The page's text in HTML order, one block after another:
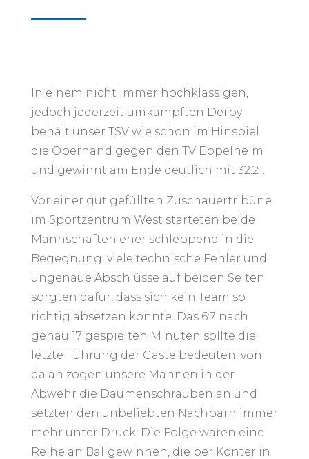
In einem nicht immer hochklassigen,
jedoch jederzeit umkämpften Derby
behält unser TSV wie schon im Hinspiel
die Oberhand gegen den TV Eppelheim
und gewinnt am Ende deutlich mit 32:21.
Vor einer gut gefüllten Zuschauertribüne
im Sportzentrum West starteten beide
Mannschaften eher schleppend in die
Begegnung, viele technische Fehler und
ungenaue Abschlüsse auf beiden Seiten
sorgten dafür, dass sich kein Team so
richtig absetzen konnte. Das 6:7 nach
genau 17 gespielten Minuten sollte die
letzte Führung der Gäste bedeuten, von
da an zogen unsere Mannen in der
Abwehr die Daumenschrauben an und
setzten den unbeliebten Nachbarn immer
mehr unter Druck. Die Folge waren eine
Reihe an Ballgewinnen, die per Konter in